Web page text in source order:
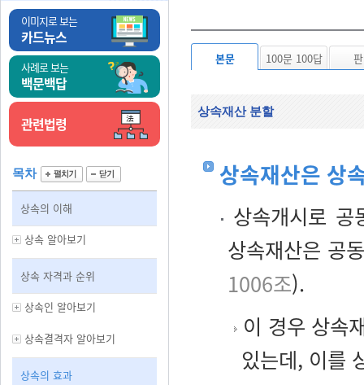
이미지로 보는
카드뉴스
사례로 보는
백문백답
관련법령
목차
상속의 이해
상속 알아보기
상속 자격과 순위
상속인 알아보기
상속결격자 알아보기
상속의 효과
본문 100문 100답
상속재산 분할
상속재산은 상
상속개시로 공
상속재산은 공
1006조).
이 경우 상속
있는데, 이를